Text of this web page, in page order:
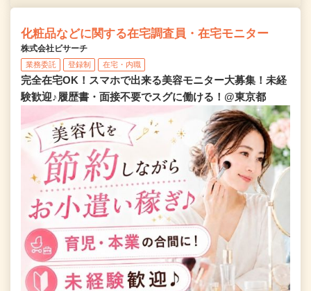
化粧品などに関する在宅調査員・在宅モニター
株式会社ビサーチ
業務委託 登録制 在宅・内職
完全在宅OK！スマホで出来る美容モニター大募集！未経
験歓迎♪履歴書・面接不要でスグに働ける！@東京都